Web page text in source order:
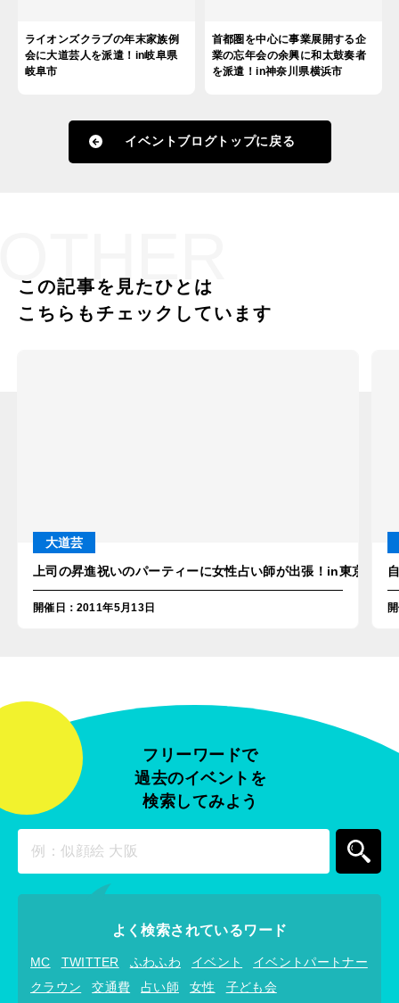
ライオンズクラブの年末家族例
会に大道芸人を派遣！in岐阜県
岐阜市
首都圏を中心に事業展開する企
業の忘年会の余興に和太鼓奏者
を派遣！in神奈川県横浜市
イベントブログトップに戻る
この記事を見たひとは
こちらもチェックしています
大道芸
上司の昇進祝いのパーティーに女性占い師が出張！in東京・銀
開催日 ：2011年5月13日
フリーワードで
過去のイベントを
検索してみよう
よく検索されているワード
MC TWITTER ふわふわ イベント
イベントパートナー
クラウン
交通費 占い師 女性
子ども会